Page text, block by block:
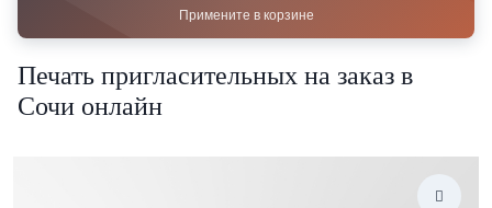
Примените в корзине
Печать пригласительных на заказ в
Сочи онлайн